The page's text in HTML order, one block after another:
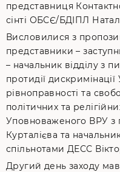
представниця
сінті ОБСЄ/БДІПЛ
Висловилися з
представники –
– начальник відділу з
протидії
рівноправності та
політичних та
Уповноваженого ВРУ з
Курталієва та
спільнотами ДЕСС
Другий день заходу